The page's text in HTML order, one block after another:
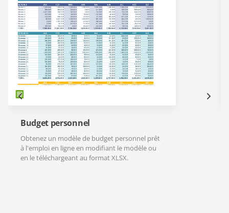
Budget personnel
Obtenez un modèle de budget personnel prêt
à l'emploi en ligne en modifiant le modèle ou
en le téléchargeant au format XLSX.